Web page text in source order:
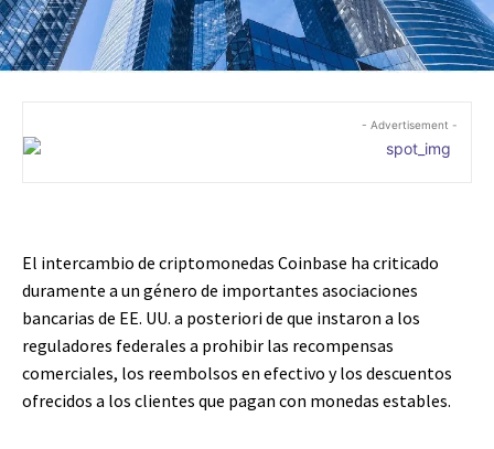
- Advertisement -
El intercambio de criptomonedas Coinbase ha criticado
duramente a un género de importantes asociaciones
bancarias de EE. UU. a posteriori de que instaron a los
reguladores federales a prohibir las recompensas
comerciales, los reembolsos en efectivo y los descuentos
ofrecidos a los clientes que pagan con monedas estables.